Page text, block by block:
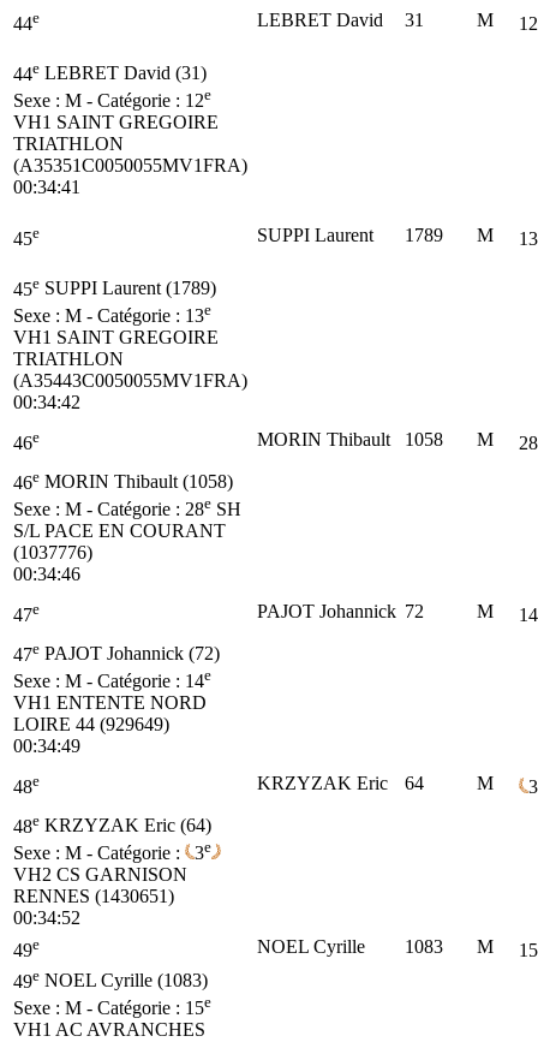
44e LEBRET David 31 M 12
44e LEBRET David (31)
Sexe : M - Catégorie : 12e
VH1 SAINT GREGOIRE
TRIATHLON
(A35351C0050055MV1FRA)
00:34:41
45e SUPPI Laurent 1789 M 13
45e SUPPI Laurent (1789)
Sexe : M - Catégorie : 13e
VH1 SAINT GREGOIRE
TRIATHLON
(A35443C0050055MV1FRA)
00:34:42
46e MORIN Thibault 1058 M
28
46e MORIN Thibault (1058)
Sexe : M - Catégorie : 28e SH
S/L PACE EN COURANT
(1037776)
00:34:46
47e PAJOT Johannick 72 M
14
47e PAJOT Johannick (72)
Sexe : M - Catégorie : 14e
VH1 ENTENTE NORD
LOIRE 44 (929649)
00:34:49
48e KRZYZAK Eric 64 M 3
48e KRZYZAK Eric (64)
Sexe : M - Catégorie :
3e
VH2 CS GARNISON
RENNES (1430651)
00:34:52
49e NOEL Cyrille 1083 M
15
49e NOEL Cyrille (1083)
Sexe : M - Catégorie : 15e
VH1 AC AVRANCHES